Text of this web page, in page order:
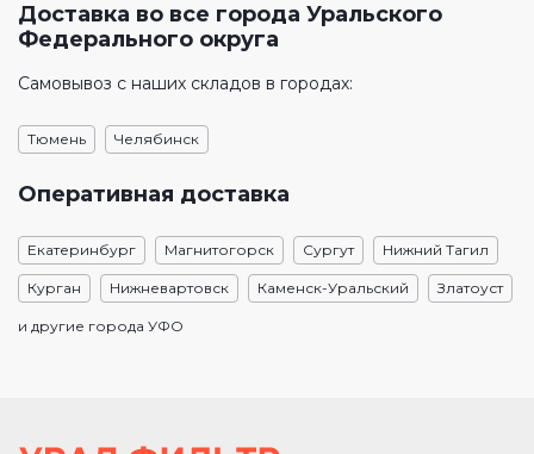
Доставка во все города Уральского
Федерального округа
Самовывоз с наших складов в городах:
Тюмень Челябинск
Оперативная доставка
Екатеринбург Магнитогорск Сургут Нижний Тагил
Курган Нижневартовск Каменск-Уральский Златоуст
и другие города УФО